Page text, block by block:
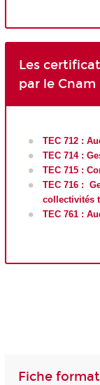
Les
par le
TEC 712 :
TEC 714 :
TEC 715 :
TEC 716 :
collectivités
TEC 761 :
Fiche